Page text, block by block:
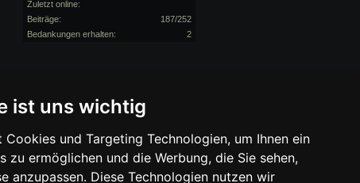
ist uns wichtig
und Targeting Technologien, um Ihnen ein
zu ermöglichen und die Werbung, die Sie sehen,
anzupassen. Diese Technologien nutzen wir
Zuletzt online:
Beiträge:
187/252
Bedankungen erhalten:
2
wir mit einer Provision beteiligt. Für Dich